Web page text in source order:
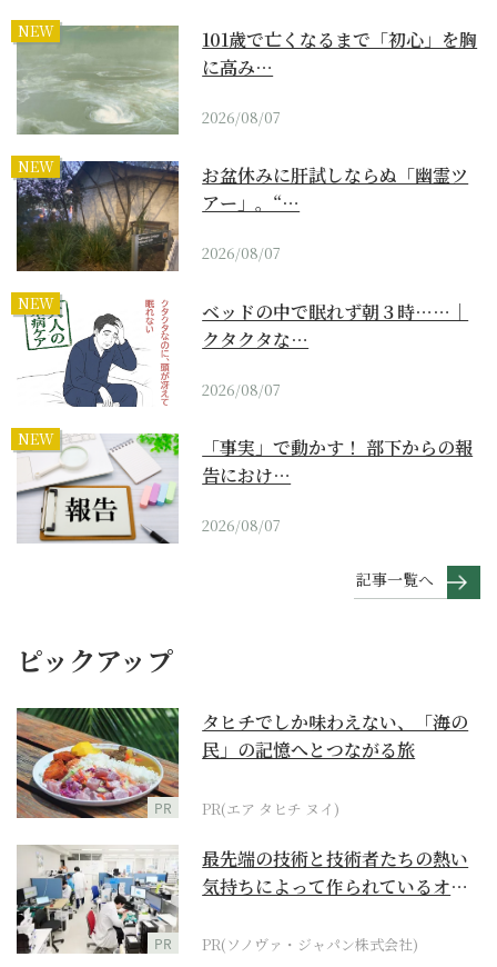
NEW
101歳で亡くなるまで「初心」を胸
に高み…
2026/08/07
NEW
お盆休みに肝試しならぬ「幽霊ツ
アー」。“…
2026/08/07
NEW
ベッドの中で眠れず朝３時……｜
クタクタな…
2026/08/07
NEW
「事実」で動かす！ 部下からの報
告におけ…
2026/08/07
記事一覧へ
ピックアップ
PR
タヒチでしか味わえない、「海の
民」の記憶へとつながる旅
PR(エア タヒチ ヌイ)
PR
最先端の技術と技術者たちの熱い
気持ちによって作られているオー
PR(ソノヴァ・ジャパン株式会社)